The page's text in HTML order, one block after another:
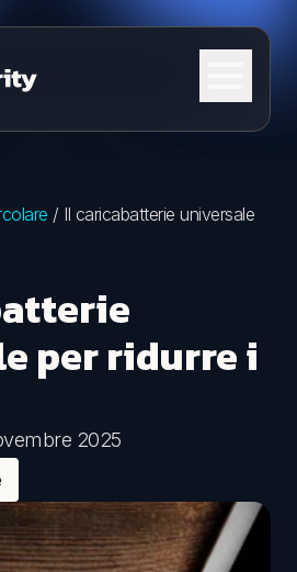
/ Il caricabatterie universale
per ridurre i
2025